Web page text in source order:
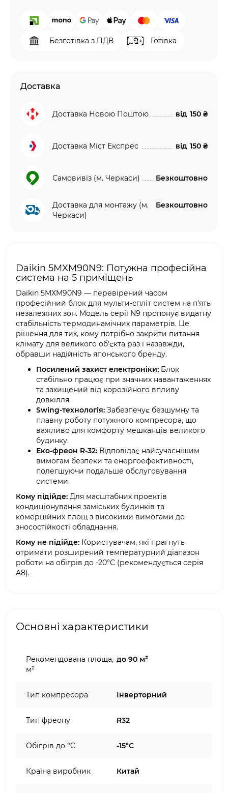
Безготівка з ПДВ Готівка
Доставка
Доставка Новою Поштою від 150 ₴
Доставка Міст Експрес від 150 ₴
Самовивіз (м. Черкаси) Безкоштовно
Доставка для монтажу (м.
Черкаси)
Безкоштовно
Daikin 5MXM90N9: Потужна професійна
система на 5 приміщень
Daikin 5MXM90N9 — перевірений часом
професійний блок для мульти-спліт систем на п'ять
незалежних зон. Модель серії N9 пропонує видатну
стабільність термодинамічних параметрів. Це
рішення для тих, кому потрібно закрити питання
клімату для великого об'єкта раз і назавжди,
обравши надійність японського бренду.
Посилений захист електроніки: Блок
стабільно працює при значних навантаженнях
та захищений від корозійного впливу
довкілля.
Swing-технологія: Забезпечує безшумну та
плавну роботу потужного компресора, що
важливо для комфорту мешканців великого
будинку.
Еко-фреон R-32: Відповідає найсучаснішим
вимогам безпеки та енергоефективності,
полегшуючи подальше обслуговування
системи.
Кому підійде: Для масштабних проектів
кондиціонування заміських будинків та
комерційних площ з високими вимогами до
зносостійкості обладнання.
Кому не підійде: Користувачам, які прагнуть
отримати розширений температурний діапазон
роботи на обігрів до -20°C (рекомендується серія
A8).
Основні характеристики
Рекомендована площа,
м²
до 90 м²
Тип компресора Інверторний
Тип фреону R32
Обігрів до °C -15°C
Країна виробник Китай